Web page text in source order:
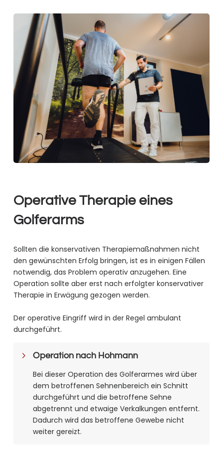
Operative Therapie eines
Golferarms
Sollten die konservativen Therapiemaßnahmen nicht
den gewünschten Erfolg bringen, ist es in einigen Fällen
notwendig, das Problem operativ anzugehen. Eine
Operation sollte aber erst nach erfolgter konservativer
Therapie in Erwägung gezogen werden.
Der operative Eingriff wird in der Regel ambulant
durchgeführt.
Operation nach Hohmann
Bei dieser Operation des Golferarmes wird über
dem betroffenen Sehnenbereich ein Schnitt
durchgeführt und die betroffene Sehne
abgetrennt und etwaige Verkalkungen entfernt.
Dadurch wird das betroffene Gewebe nicht
weiter gereizt.